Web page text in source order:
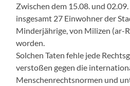
Zwischen dem 15.08. und
insgesamt 27 Einwohner der
Minderjährige, von Milizen (ar-
worden.
Solchen Taten fehle jede
verstoßen gegen die
Menschenrechtsnormen und